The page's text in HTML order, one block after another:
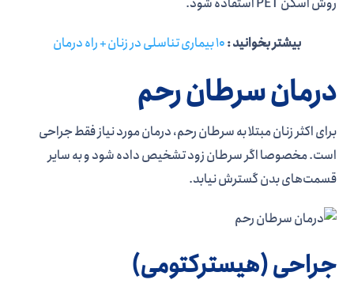
بیشتر بخوانید :10 بیماری تناسلی در زنان + راه درمان
درمان سرطان رحم
برای اکثر زنان مبتلا به سرطان رحم، درمان مورد نیاز فقط جراحی
است. مخصوصا اگر سرطان زود تشخیص داده شود و به سایر
قسمت­‌های بدن گسترش نیابد.
جراحی (هیسترکتومی)